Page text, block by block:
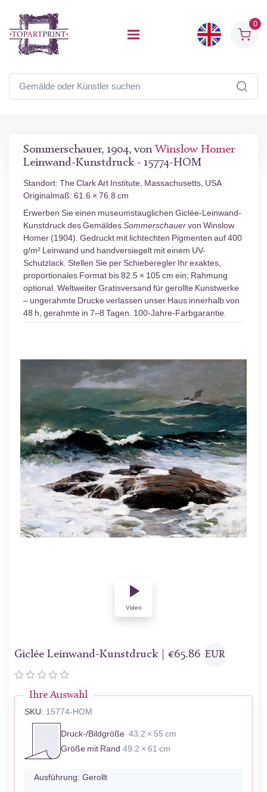
0
Sommerschauer, 1904, von Winslow Homer
Leinwand-Kunstdruck - 15774-HOM
Standort: The Clark Art Institute, Massachusetts, USA
Originalmaß: 61.6 × 76.8 cm
Erwerben Sie einen museumstauglichen Giclée-Leinwand-
Kunstdruck des GemäldesSommerschauervon Winslow
Homer (1904). Gedruckt mit lichtechten Pigmenten auf 400
g/m² Leinwand und handversiegelt mit einem UV-
Schutzlack. Stellen Sie per Schieberegler Ihr exaktes,
proportionales Format bis 82.5 × 105 cm ein; Rahmung
optional. Weltweiter Gratisversand für gerollte Kunstwerke
– ungerahmte Drucke verlassen unser Haus innerhalb von
48 h, gerahmte in 7–8 Tagen. 100-Jahre-Farbgarantie.
Video
Giclée Leinwand-Kunstdruck | €65.86 EUR
Ihre Auswahl
SKU: 15774-HOM
Druck-/Bildgröße 43.2 × 55 cm
Größe mit Rand 49.2 × 61 cm
Ausführung: Gerollt